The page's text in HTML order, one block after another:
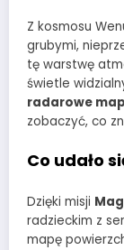
Z kosmosu
grubymi,
tę warstwę
świetle
radarowe
zobaczyć, co
Co udało
Dzięki misji
radzieckim z
mapę